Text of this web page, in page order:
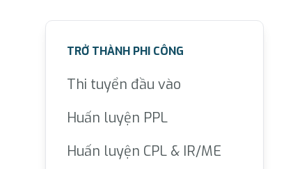
TRỞ THÀNH PHI CÔNG
Thi tuyển đầu vào
Huấn luyện PPL
Huấn luyện CPL & IR/ME